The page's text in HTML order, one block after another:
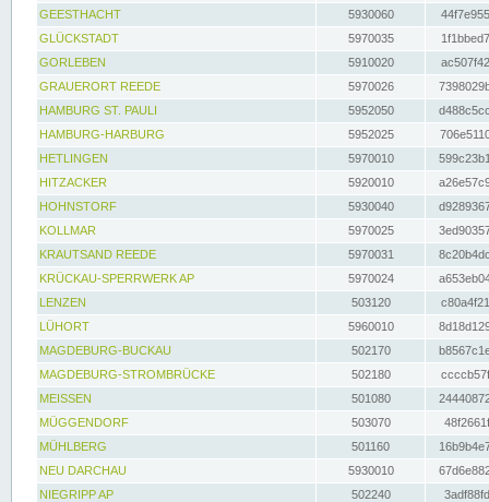
GEESTHACHT
5930060
GLÜCKSTADT
5970035
GORLEBEN
5910020
GRAUERORT REEDE
5970026
HAMBURG ST. PAULI
5952050
HAMBURG-HARBURG
5952025
HETLINGEN
5970010
HITZACKER
5920010
HOHNSTORF
5930040
KOLLMAR
5970025
KRAUTSAND REEDE
5970031
KRÜCKAU-SPERRWERK AP
5970024
LENZEN
503120
LÜHORT
5960010
MAGDEBURG-BUCKAU
502170
MAGDEBURG-STROMBRÜCKE
502180
MEISSEN
501080
MÜGGENDORF
503070
MÜHLBERG
501160
NEU DARCHAU
5930010
NIEGRIPP AP
502240